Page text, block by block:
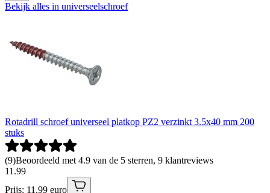
Bekijk alles in universeelschroef
Rotadrill schroef universeel platkop PZ2 verzinkt 3.5x40 mm 200
stuks
(9)Beoordeeld met 4.9 van de 5 sterren, 9 klantreviews
11 .99
Prijs: 11.99 euro